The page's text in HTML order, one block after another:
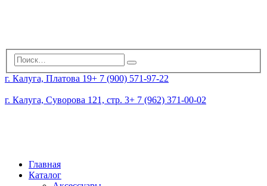
г. Калуга, Платова 19+ 7 (900) 571-97-22
г. Калуга, Суворова 121, стр. 3+ 7 (962) 371-00-02
Главная
Каталог